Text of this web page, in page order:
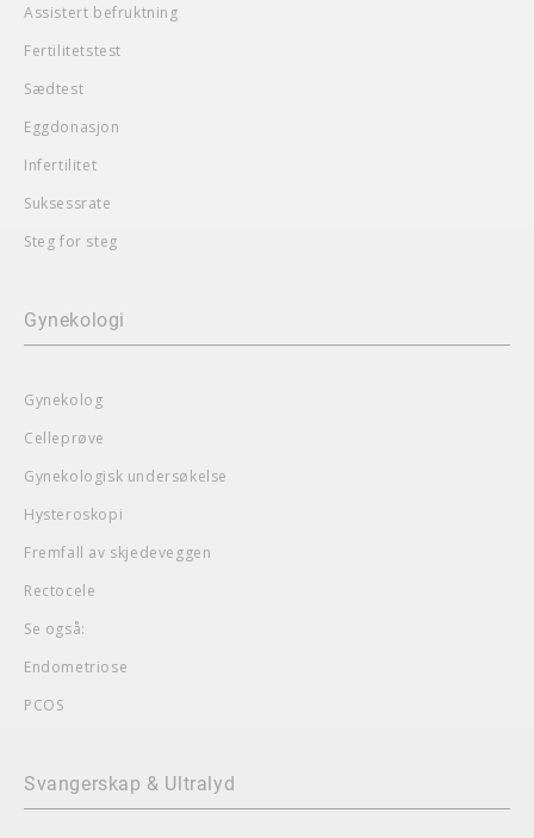
Assistert befruktning
Fertilitetstest
Sædtest
Eggdonasjon
Infertilitet
Suksessrate
Steg for steg
Gynekologi
Gynekolog
Celleprøve
Gynekologisk undersøkelse
Hysteroskopi
Fremfall av skjedeveggen
Rectocele
Se også:
Endometriose
PCOS
Svangerskap & Ultralyd